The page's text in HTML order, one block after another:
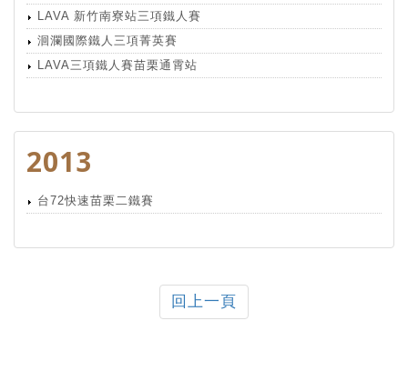
LAVA 新竹南寮站三項鐵人賽
洄瀾國際鐵人三項菁英賽
LAVA三項鐵人賽苗栗通霄站
2013
台72快速苗栗二鐵賽
回上一頁